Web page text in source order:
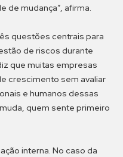
de mudança”, afirma.
questões centrais para
de riscos durante
que muitas empresas
crescimento sem avaliar
e humanos dessas
quem sente primeiro
interna. No caso da